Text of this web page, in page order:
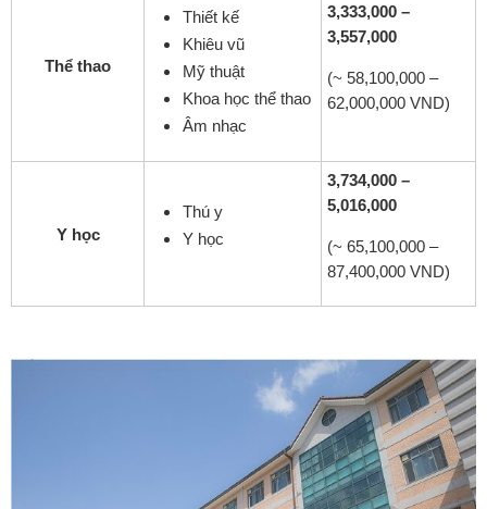
Thể thao
Thiết kế
Khiêu vũ
Mỹ thuật
Khoa học thể thao
Âm nhạc
3,333,000 –
3,557,000
(~ 58,100,000 –
62,000,000 VND)
Y học
Thú y
Y học
3,734,000 –
5,016,000
(~ 65,100,000 –
87,400,000 VND)